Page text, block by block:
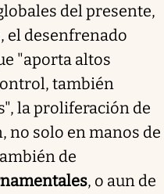
del presente,
el desenfrenado
"aporta altos
también
la proliferación de
no solo en manos de
de
, o aun de